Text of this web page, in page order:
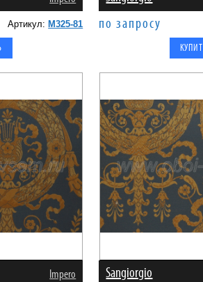
Артикул: M325-81 по запросу
Impero Sangiorgio